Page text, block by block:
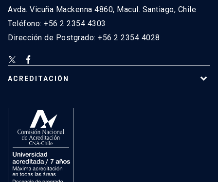
Avda. Vicuña Mackenna 4860, Macul. Santiago, Chile
Teléfono: +56 2 2354 4303
Dirección de Postgrado: +56 2 2354 4028
ACREDITACIÓN